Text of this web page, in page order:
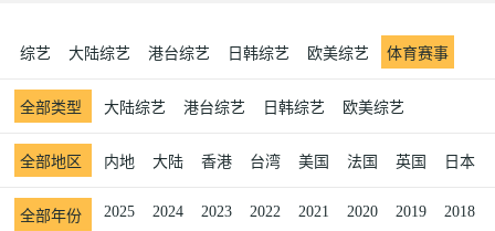
综艺 大陆综艺 港台综艺 日韩综艺 欧美综艺 体育赛事
全部类型 大陆综艺 港台综艺 日韩综艺 欧美综艺
全部地区 内地 大陆 香港 台湾 美国 法国 英国 日本
全部年份 2025 2024 2023 2022 2021 2020 2019 2018